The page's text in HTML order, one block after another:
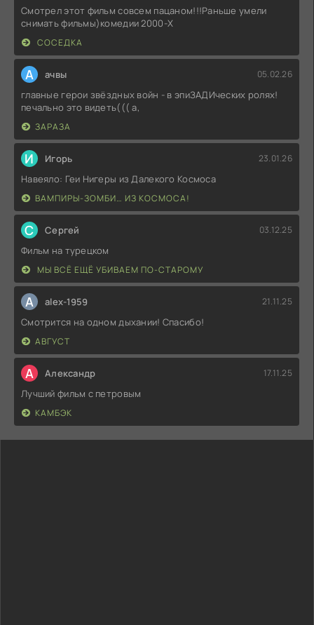
Смотрел этот фильм совсем пацаном!!!Раньше умели
снимать фильмы)комедии 2000-X
СОСЕДКА
А ачвы 05.02.26
главные герои звёздных войн - в эпиЗАДИческих ролях!
печально это видеть((( а,
ЗАРАЗА
И Игорь 23.01.26
Навеяло: Геи Нигеры из Далекого Космоса
ВАМПИРЫ-ЗОМБИ… ИЗ КОСМОСА!
С Сергей 03.12.25
Фильм на турецком
МЫ ВСЁ ЕЩЁ УБИВАЕМ ПО-СТАРОМУ
A alex-1959 21.11.25
Смотрится на одном дыхании! Спасибо!
АВГУСТ
А Александр 17.11.25
Лучший фильм с петровым
КАМБЭК